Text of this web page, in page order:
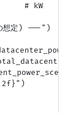
# kW
想定) ---")